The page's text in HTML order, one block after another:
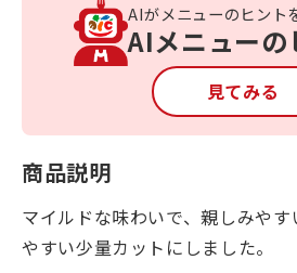
AIがメニューのヒント
AIメニューの
見てみる
商品説明
マイルドな味わいで、親しみや
やすい少量カットにしました。